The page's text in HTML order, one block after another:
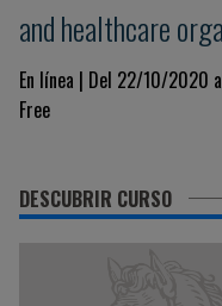
and healthcare
En línea | Del 22/10/2020
Free
DESCUBRIR CURSO